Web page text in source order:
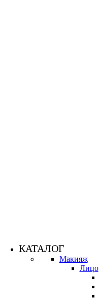
КАТАЛОГ
Макияж
Лицо